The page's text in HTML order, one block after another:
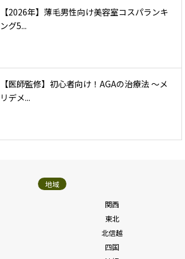
【2026年】薄毛男性向け美容室コスパランキ
ング5...
【医師監修】初心者向け！AGAの治療法 〜メ
リデメ...
地域
関西
東北
北信越
四国